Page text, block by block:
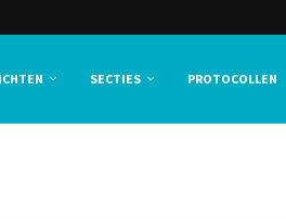
SECTIES PROTOCOLLEN